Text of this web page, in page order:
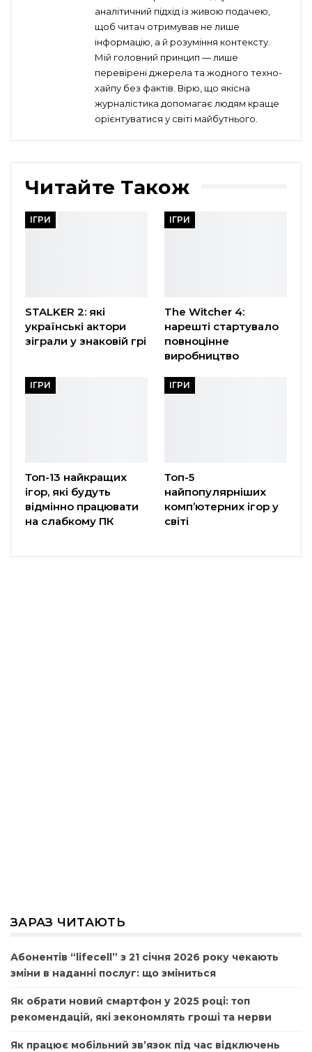
аналітичний підхід із живою подачею,
щоб читач отримував не лише
інформацію, а й розуміння контексту.
Мій головний принцип — лише
перевірені джерела та жодного техно-
хайпу без фактів. Вірю, що якісна
журналістика допомагає людям краще
орієнтуватися у світі майбутнього.
Читайте Також
ІГРИ
STALKER 2: які
українські актори
зіграли у знаковій грі
ІГРИ
The Witcher 4:
нарешті стартувало
повноцінне
виробництво
ІГРИ
Топ-13 найкращих
ігор, які будуть
відмінно працювати
на слабкому ПК
ІГРИ
Топ-5
найпопулярніших
комп’ютерних ігор у
світі
ЗАРАЗ ЧИТАЮТЬ
Абонентів “lifecell” з 21 січня 2026 року чекають
зміни в наданні послуг: що зміниться
Як обрати новий смартфон у 2025 році: топ
рекомендацій, які зекономлять гроші та нерви
Як працює мобільний зв’язок під час відключень